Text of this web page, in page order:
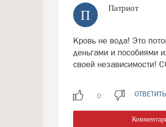
П Патриот
Кровь не вода! Это
деньгами и пособиями
своей независимости!
ОТВЕТИТЬ